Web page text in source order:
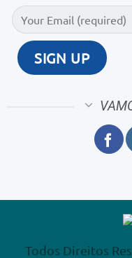
Todos Direitos